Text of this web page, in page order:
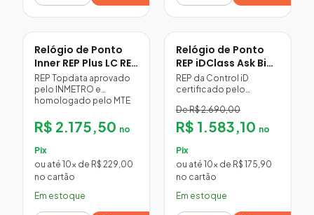
Relógio de Ponto
Inner REP Plus LC REP
C
REP Topdata aprovado
pelo INMETRO e
homologado pelo MTE
impressora térmica de
200 mm/s com
guilhotina, bobina de até
360 m para 11.000
comprovantes,
biometria antifraude e
tela colorida sensível ao
toque de 4,3".
R$ 2.175,50 no
Pix
ou até 10x de R$ 229,00
no cartão
Em estoque
Relógio de Ponto
REP iDClass Ask Bio
Prox - REP C
REP da Control iD
certificado pelo
DPI, cartão de
proximidade e senha,
impressora com
guilhotina e bobina de
400 m — mais de 10.000
tickets.
De R$ 2.690,00
R$ 1.583,10 no
Pix
ou até 10x de R$ 175,90
no cartão
Em estoque